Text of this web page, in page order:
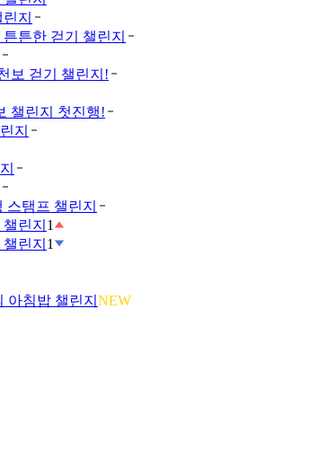
지
튼한 걷기 챌린지
보 걷기 챌린지!
챌린지 첫진행!
지
탬프 챌린지
린지 1
린지 1
아침밥 챌린지 NEW